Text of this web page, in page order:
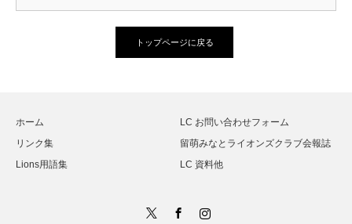
トップページに戻る
ホーム
LC お問い合わせフォーム
リンク集
留萌みなとライオンズクラブ会報誌
Lions用語集
LC 資料他
Instagram